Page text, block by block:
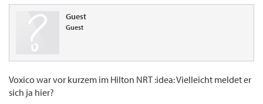
Guest
Guest
Voxico war vor kurzem im Hilton NRT :idea: Vielleicht meldet er
sich ja hier?